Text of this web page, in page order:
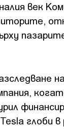
век
глоби в